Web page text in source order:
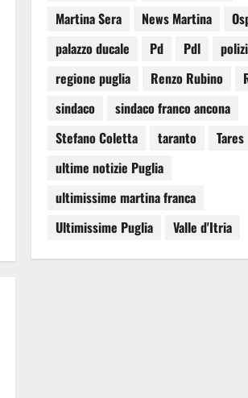
Martina Sera
News Martina
palazzo ducale
Pd Pdl
regione puglia
Renzo Rubino
sindaco
sindaco franco ancona
Stefano Coletta
taranto
Tares
ultime notizie Puglia
ultimissime martina franca
Ultimissime Puglia
Valle d'Itria